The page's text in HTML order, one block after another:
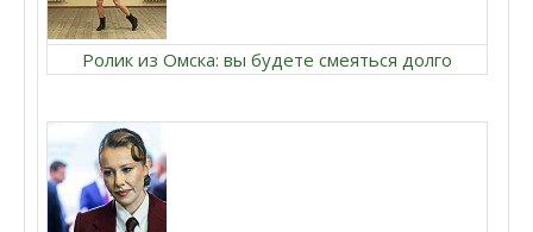
Ролик из Омска: вы будете смеяться долго